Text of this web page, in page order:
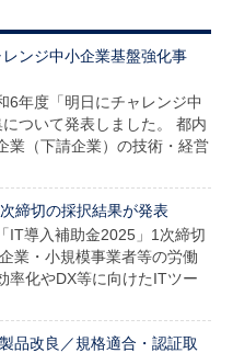
レンジ中小企業基盤強化事
6年度「明日にチャレンジ中
ついて発表しました。 都内
業（下請企業）の技術・経営
締切の採択結果が発表
IT導入補助金2025」1次締切
業・小規模事業者等の労働
率化やDX等に向けたITツー
品改良／規格適合・認証取